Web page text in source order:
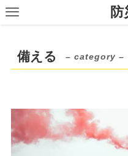
備える – category –